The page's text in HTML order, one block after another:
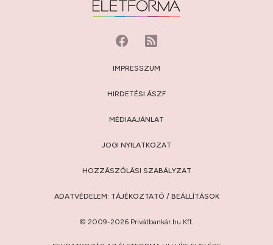
IMPRESSZUM
HIRDETÉSI ÁSZF
MÉDIAAJÁNLAT
JOGI NYILATKOZAT
HOZZÁSZÓLÁSI SZABÁLYZAT
ADATVÉDELEM: TÁJÉKOZTATÓ / BEÁLLÍTÁSOK
© 2009-2026 Privátbankár.hu Kft.